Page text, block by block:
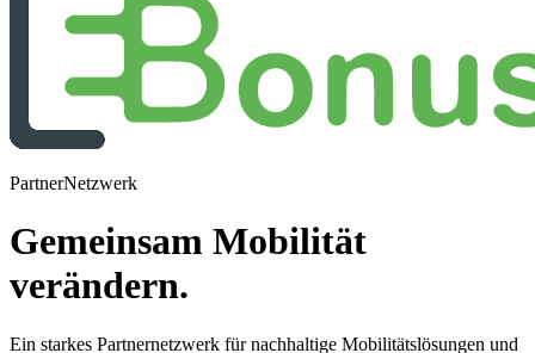
PartnerNetzwerk
Gemeinsam Mobilität
verändern.
Ein starkes Partnernetzwerk für nachhaltige Mobilitätslösungen und